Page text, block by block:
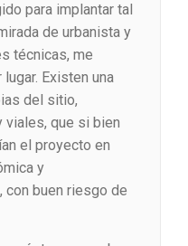
para implantar tal
de urbanista y
técnicas, me
Existen una
del sitio,
viales, que si bien
el proyecto en
y
con buen riesgo de